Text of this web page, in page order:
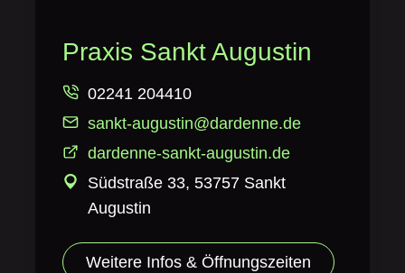
Praxis Sankt Augustin
02241 204410
sankt-augustin@dardenne.de
dardenne-sankt-augustin.de
Südstraße 33, 53757 Sankt
Augustin
Weitere Infos & Öffnungszeiten